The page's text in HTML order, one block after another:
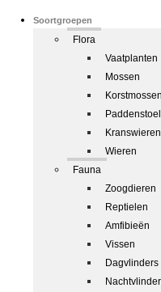
Soortgroepen
Flora
Vaatplanten
Mossen
Korstmossen
Kranswieren
Wieren
Fauna
Zoogdieren
Reptielen
Amfibieën
Vissen
Dagvlinders